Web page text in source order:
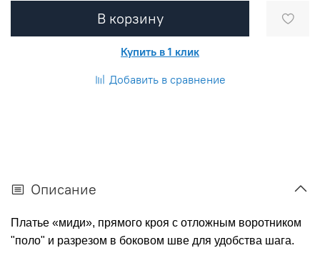
В корзину
Купить в 1 клик
Добавить в сравнение
Описание
Платье «миди», прямого кроя с отложным воротником
"поло" и разрезом в боковом шве для удобства шага.